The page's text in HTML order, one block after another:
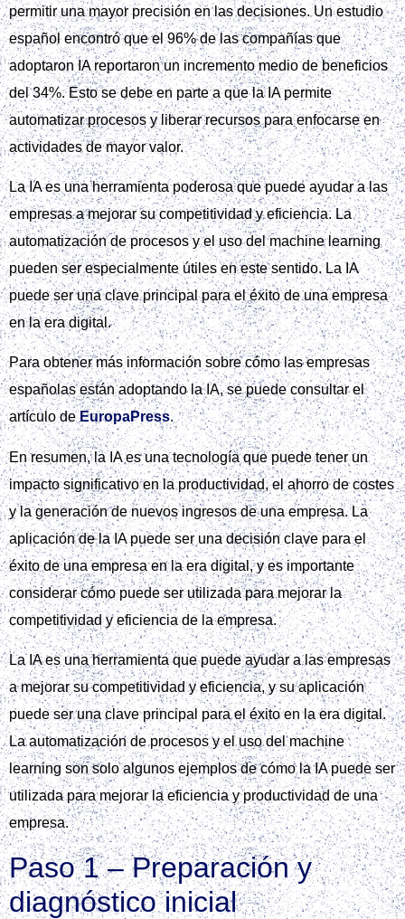
permitir una mayor precisión en las decisiones. Un estudio
español encontró que el 96% de las compañías que
adoptaron IA reportaron un incremento medio de beneficios
del 34%. Esto se debe en parte a que la IA permite
automatizar procesos y liberar recursos para enfocarse en
actividades de mayor valor.
La IA es una herramienta poderosa que puede ayudar a las
empresas a mejorar su competitividad y eficiencia. La
automatización de procesos y el uso del machine learning
pueden ser especialmente útiles en este sentido. La IA
puede ser una clave principal para el éxito de una empresa
en la era digital.
Para obtener más información sobre cómo las empresas
españolas están adoptando la IA, se puede consultar el
artículo deEuropaPress.
En resumen, la IA es una tecnología que puede tener un
impacto significativo en la productividad, el ahorro de costes
y la generación de nuevos ingresos de una empresa. La
aplicación de la IA puede ser una decisión clave para el
éxito de una empresa en la era digital, y es importante
considerar cómo puede ser utilizada para mejorar la
competitividad y eficiencia de la empresa.
La IA es una herramienta que puede ayudar a las empresas
a mejorar su competitividad y eficiencia, y su aplicación
puede ser una clave principal para el éxito en la era digital.
La automatización de procesos y el uso del machine
learning son solo algunos ejemplos de cómo la IA puede ser
utilizada para mejorar la eficiencia y productividad de una
empresa.
Paso 1 – Preparación y
diagnóstico inicial